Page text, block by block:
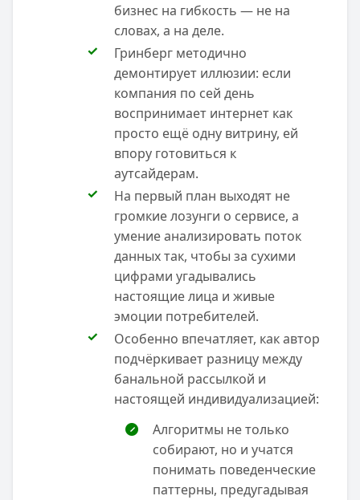
бизнес на гибкость — не на
словах, а на деле.
Гринберг методично
демонтирует иллюзии: если
компания по сей день
воспринимает интернет как
просто ещё одну витрину, ей
впору готовиться к
аутсайдерам.
На первый план выходят не
громкие лозунги о сервисе, а
умение анализировать поток
данных так, чтобы за сухими
цифрами угадывались
настоящие лица и живые
эмоции потребителей.
Особенно впечатляет, как автор
подчёркивает разницу между
банальной рассылкой и
настоящей индивидуализацией:
Алгоритмы не только
собирают, но и учатся
понимать поведенческие
паттерны, предугадывая